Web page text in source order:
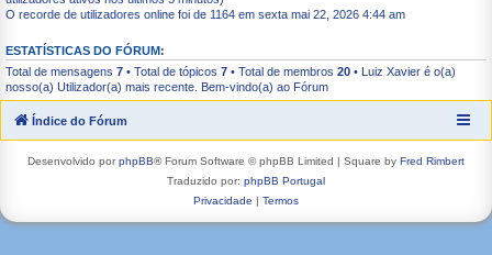
O recorde de utilizadores online foi de 1164 em sexta mai 22, 2026 4:44 am
ESTATÍSTICAS DO FÓRUM:
Total de mensagens 7 • Total de tópicos 7 • Total de membros 20 • Luiz Xavier é o(a)
nosso(a) Utilizador(a) mais recente. Bem-vindo(a) ao Fórum
Índice do Fórum
Desenvolvido porphpBB® Forum Software © phpBB Limited | Square by Fred Rimbert
Traduzido por: phpBB Portugal
Privacidade | Termos